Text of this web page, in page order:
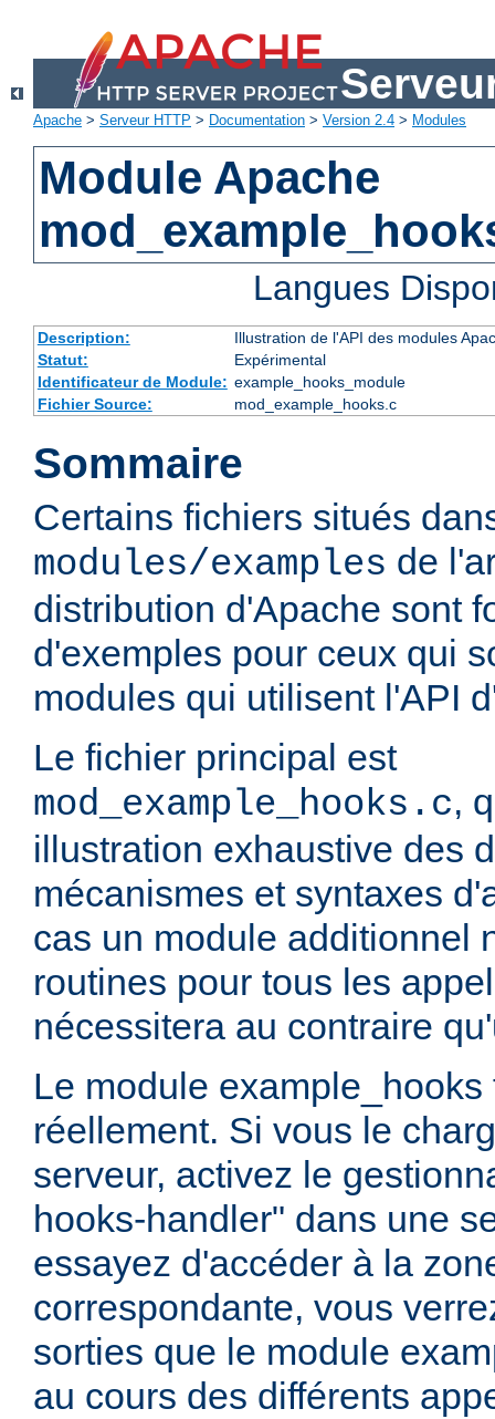
Apache > Serveur HTTP > Documentation > Version 2.4 > Modules
Module Apache
Langues
Description:
Illustration de l'API des modules
Statut:
Expérimental
Identificateur de Module: example_hooks_module
Fichier Source:
mod_example_hooks.c
Sommaire
Certains fichiers situés
modules/examples de
distribution d'Apache sont
d'exemples pour ceux qui
modules qui utilisent l'API
Le fichier principal est
mod_example_hooks.c,
illustration exhaustive des
mécanismes et syntaxes
cas un module additionnel
routines pour tous les
nécessitera au contraire
Le module example_hooks
réellement. Si vous le
serveur, activez le
hooks-handler" dans une
essayez d'accéder à la
correspondante, vous
sorties que le module
au cours des différents